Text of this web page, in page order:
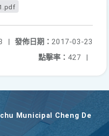
發佈日期： 2017-03-23
|
點擊率： 427 |
Municipal Cheng De